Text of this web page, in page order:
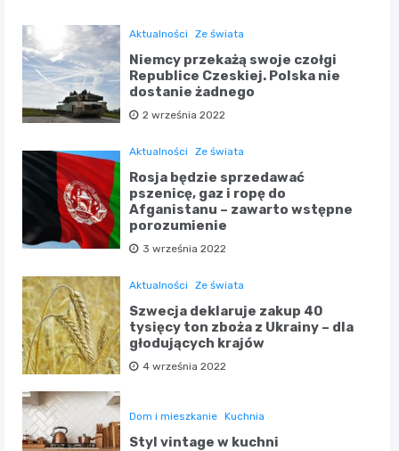
Aktualności Ze świata
Niemcy przekażą swoje czołgi
Republice Czeskiej. Polska nie
dostanie żadnego
2 września 2022
Aktualności Ze świata
Rosja będzie sprzedawać
pszenicę, gaz i ropę do
Afganistanu – zawarto wstępne
porozumienie
3 września 2022
Aktualności Ze świata
Szwecja deklaruje zakup 40
tysięcy ton zboża z Ukrainy – dla
głodujących krajów
4 września 2022
Dom i mieszkanie Kuchnia
Styl vintage w kuchni